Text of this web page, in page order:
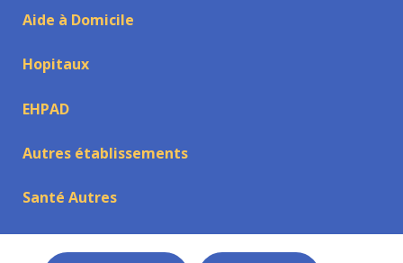
Aide à Domicile
Hopitaux
EHPAD
Autres établissements
Santé Autres